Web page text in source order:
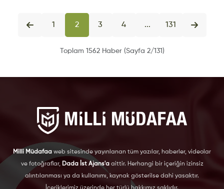
1 2 3 4 ... 131
Toplam 1562 Haber (Sayfa 2/131)
Milli Müdafaa web sitesinde yayınlanan tüm yazılar, haberler, videolar
ve fotoğraflar, Dada İst Ajans'aaittir. Herhangi bir içeriğin izinsiz
alıntılanması ya da kullanımı, kaynak gösterilse dahi yasaktır.